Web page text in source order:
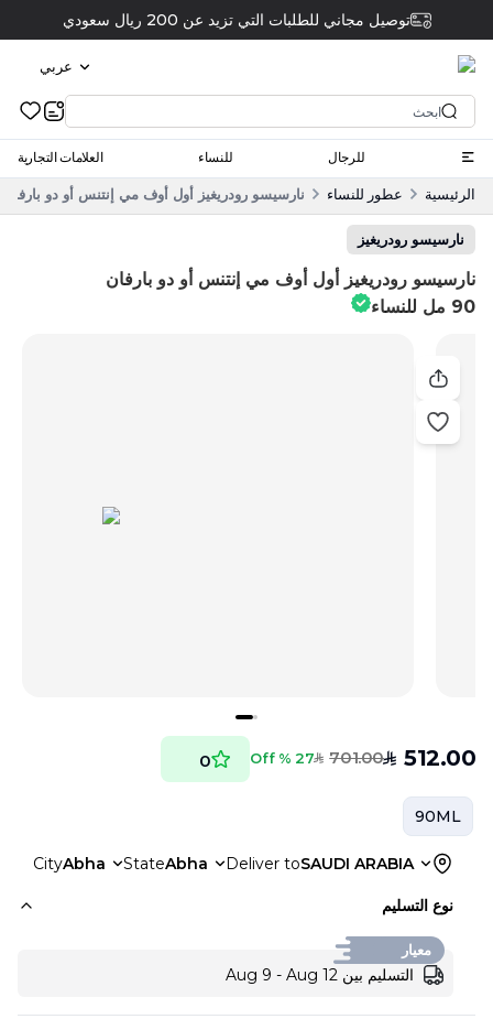
توصيل مجاني للطلبات التي تزيد عن 200 ريال سعودي
عربي
للرجال للنساء العلامات التجارية
الرئيسية عطور للنساء نارسيسو رودريغيز أول أوف مي إنتنس أو دو بارفان 90 مل للنساء
نارسيسو رودريغيز
نارسيسو رودريغيز أول أوف مي إنتنس أو دو بارفان
90 مل للنساء
SAR 512.00
SAR 701.00
27 % Off
0
90ML
Deliver toSAUDI ARABIA
StateAbha
CityAbha
نوع التسليم
معيار
التسليم بين Aug 9 - Aug 12